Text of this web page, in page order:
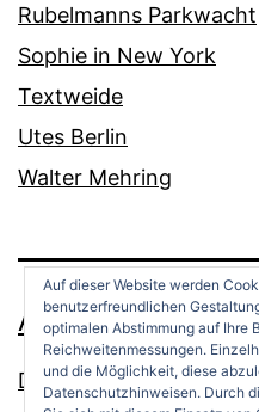
Rubelmanns Parkwacht
Sophie in New York
Textweide
Utes Berlin
Walter Mehring
ANDREAS
Datenschutz
Auf dieser Website werden
benutzerfreundlichen
optimalen Abstimmung auf Ihre
Reichweitenmessungen.
und die Möglichkeit, diese
Datenschutzhinweisen. Durch